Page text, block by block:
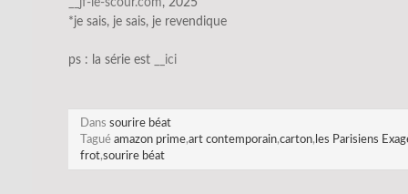
*je sais, je sais, je revendique
ps : la série est ici
Dans sourire béat
Tagué amazon prime,art contemporain,carton, les Parisiens
frot,sourire béat